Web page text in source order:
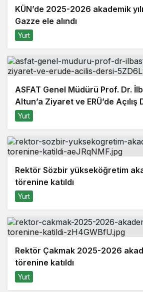
KÜN’de 2025-2026 akademik
Gazze ele alındı
Yurt
ASFAT Genel Müdürü Prof. Dr.
Altun’a Ziyaret ve ERÜ’de Açılış
Yurt
Rektör Sözbir yükseköğretim
törenine katıldı
Yurt
Rektör Çakmak 2025-2026
törenine katıldı
Yurt